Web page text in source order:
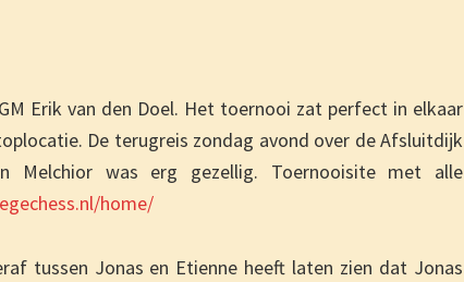
Erik van den Doel. Het toernooi zat perfect in elkaar
De terugreis zondag avond over de Afsluitdijk
was erg gezellig. Toernooisite met alle
home/
tussen Jonas en Etienne heeft laten zien dat Jonas